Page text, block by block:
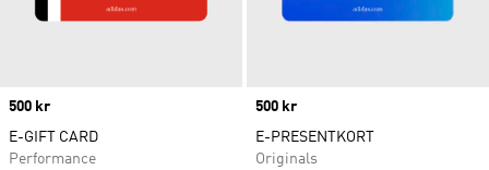
Price
500 kr
E-GIFT CARD
Performance
Price
500 kr
E-PRESENTKORT
Originals